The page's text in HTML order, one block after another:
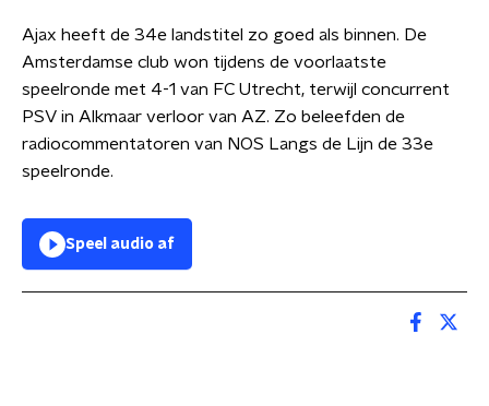
Ajax heeft de 34e landstitel zo goed als binnen. De
Amsterdamse club won tijdens de voorlaatste
speelronde met 4-1 van FC Utrecht, terwijl concurrent
PSV in Alkmaar verloor van AZ. Zo beleefden de
radiocommentatoren van NOS Langs de Lijn de 33e
speelronde.
Speel audio af